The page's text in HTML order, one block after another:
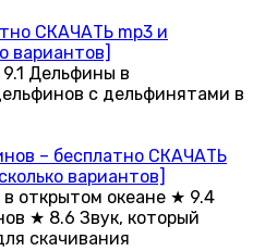
СКАЧАТЬ mp3 и
вариантов]
Дельфины в
с дельфинятами в
– бесплатно СКАЧАТЬ
вариантов]
открытом океане ★ 9.4
★ 8.6 Звук, который
скачивания